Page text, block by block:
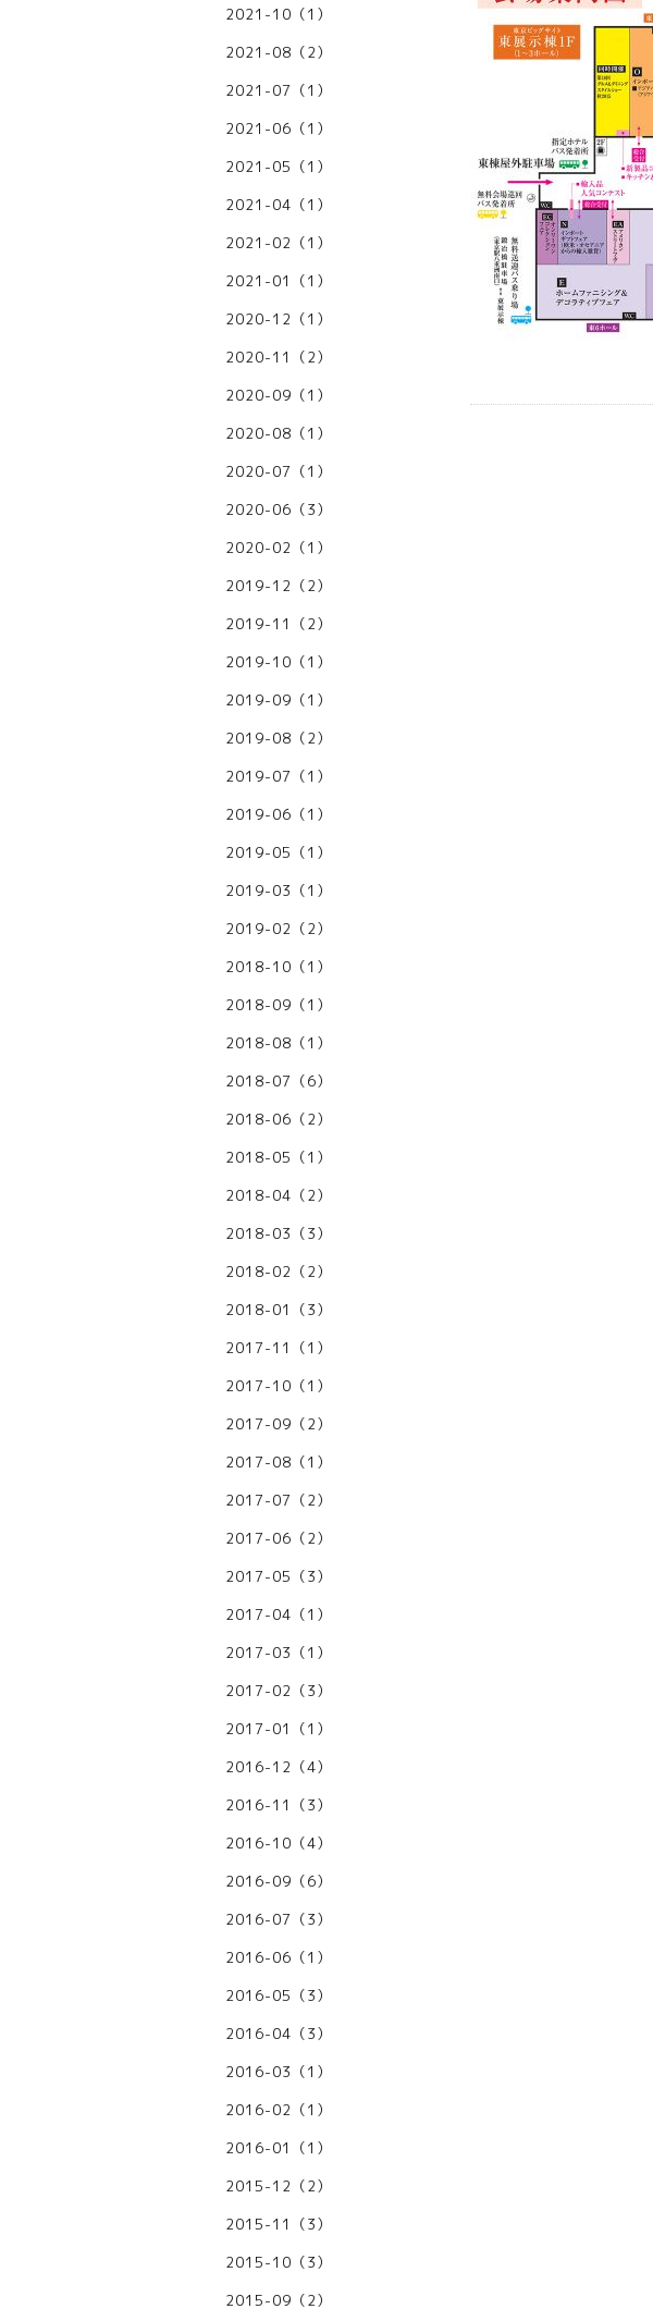
2021-10（1）
2021-08（2）
2021-07（1）
2021-06（1）
2021-05（1）
2021-04（1）
2021-02（1）
2021-01（1）
2020-12（1）
2020-11（2）
2020-09（1）
2020-08（1）
2020-07（1）
2020-06（3）
2020-02（1）
2019-12（2）
2019-11（2）
2019-10（1）
2019-09（1）
2019-08（2）
2019-07（1）
2019-06（1）
2019-05（1）
2019-03（1）
2019-02（2）
2018-10（1）
2018-09（1）
2018-08（1）
2018-07（6）
2018-06（2）
2018-05（1）
2018-04（2）
2018-03（3）
2018-02（2）
2018-01（3）
2017-11（1）
2017-10（1）
2017-09（2）
2017-08（1）
2017-07（2）
2017-06（2）
2017-05（3）
2017-04（1）
2017-03（1）
2017-02（3）
2017-01（1）
2016-12（4）
2016-11（3）
2016-10（4）
2016-09（6）
2016-07（3）
2016-06（1）
2016-05（3）
2016-04（3）
2016-03（1）
2016-02（1）
2016-01（1）
2015-12（2）
2015-11（3）
2015-10（3）
2015-09（2）